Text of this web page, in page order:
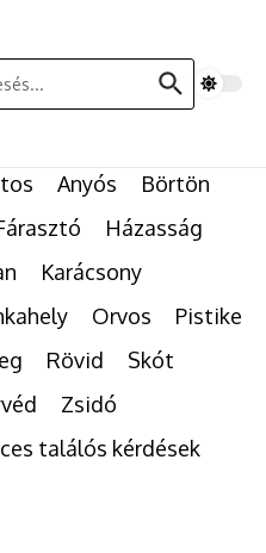
Anyós
Börtön
Házasság
Karácsony
Orvos
Pistike
Rövid
Skót
Zsidó
találós kérdések